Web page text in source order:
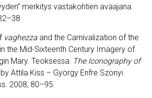
merkitys vastakohtien avaajana.
–38.
vaghezza and the Carnivalization of the
the Mid-Sixteenth Century Imagery of
Mary. Teoksessa: The Iconography of
Attila Kiss – György Enfre Szönyi.
2008, 80–95.